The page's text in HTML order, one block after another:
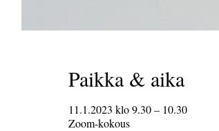
Paikka & aika
11.1.2023 klo 9.30 – 10.30
Zoom-kokous